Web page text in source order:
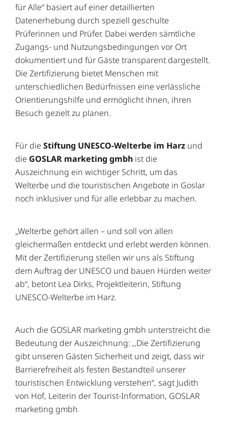
für Alle“ basiert auf einer detaillierten
Datenerhebung durch speziell geschulte
Prüferinnen und Prüfer. Dabei werden sämtliche
Zugangs- und Nutzungsbedingungen vor Ort
dokumentiert und für Gäste transparent dargestellt.
Die Zertifizierung bietet Menschen mit
unterschiedlichen Bedürfnissen eine verlässliche
Orientierungshilfe und ermöglicht ihnen, ihren
Besuch gezielt zu planen.
Für die Stiftung UNESCO-Welterbe im Harz und
die GOSLAR marketing gmbh ist die
Auszeichnung ein wichtiger Schritt, um das
Welterbe und die touristischen Angebote in Goslar
noch inklusiver und für alle erlebbar zu machen.
„Welterbe gehört allen – und soll von allen
gleichermaßen entdeckt und erlebt werden können.
Mit der Zertifizierung stellen wir uns als Stiftung
dem Auftrag der UNESCO und bauen Hürden weiter
ab“, betont Lea Dirks, Projektleiterin, Stiftung
UNESCO-Welterbe im Harz.
Auch die GOSLAR marketing gmbh unterstreicht die
Bedeutung der Auszeichnung: ,,Die Zertifizierung
gibt unseren Gästen Sicherheit und zeigt, dass wir
Barrierefreiheit als festen Bestandteil unserer
touristischen Entwicklung verstehen“, sagt Judith
von Hof, Leiterin der Tourist-Information, GOSLAR
marketing gmbh